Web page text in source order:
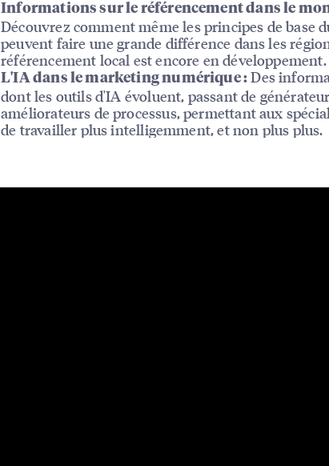
Informations sur le référencement dans le
Découvrez comment même les principes de base
peuvent faire une grande différence dans les
référencement local est encore en développement.
L'IA dans le marketing numérique : Des
dont les outils d'IA évoluent, passant de
améliorateurs de processus, permettant aux
de travailler plus intelligemment, et non plus plus.